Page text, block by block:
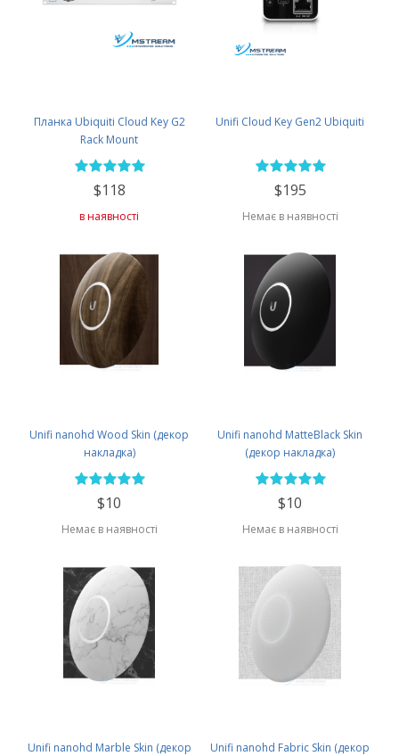
Планка Ubiquiti Cloud Key G2
Rack Mount
$118
в наявності
Unifi Cloud Key Gen2 Ubiquiti
$195
Немає в наявності
Unifi nanohd Wood Skin (декор
накладка)
$10
Немає в наявності
Unifi nanohd MatteBlack Skin
(декор накладка)
$10
Немає в наявності
Unifi nanohd Marble Skin (декор
Unifi nanohd Fabric Skin (декор